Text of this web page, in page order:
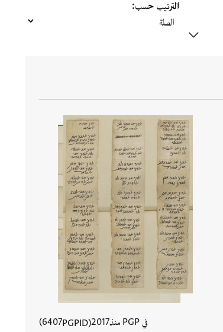
الترتيب حسب
في PGP منذ 2017
PGPID
6407